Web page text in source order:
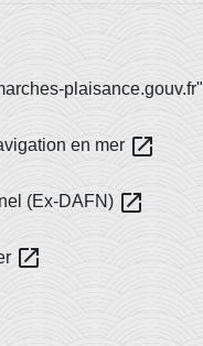
plaisance.gouv.fr"
en mer open_in_new
(Ex-DAFN) open_in_new
open_in_new